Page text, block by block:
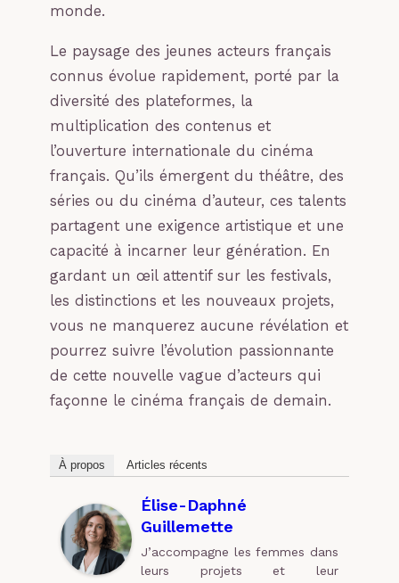
monde.
Le paysage des jeunes acteurs français
connus évolue rapidement, porté par la
diversité des plateformes, la
multiplication des contenus et
l’ouverture internationale du cinéma
français. Qu’ils émergent du théâtre, des
séries ou du cinéma d’auteur, ces talents
partagent une exigence artistique et une
capacité à incarner leur génération. En
gardant un œil attentif sur les festivals,
les distinctions et les nouveaux projets,
vous ne manquerez aucune révélation et
pourrez suivre l’évolution passionnante
de cette nouvelle vague d’acteurs qui
façonne le cinéma français de demain.
À propos Articles récents
Élise-Daphné
Guillemette
J’accompagne les femmes dans
leurs projets et leur